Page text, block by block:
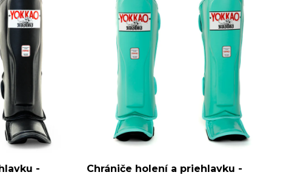
-
Chrániče holení a priehlavku -